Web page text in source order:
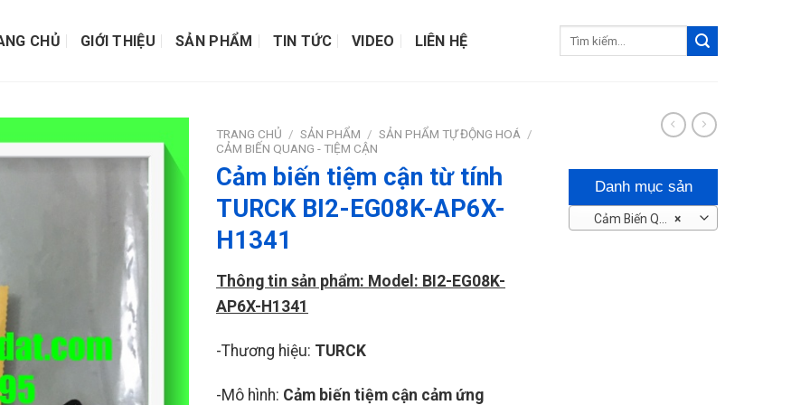
CHỦ GIỚI THIỆU SẢN PHẨM TIN TỨC VIDEO LIÊN HỆ
TRANG CHỦ / SẢN PHẨM / SẢN PHẨM TỰ ĐỘNG HOÁ /
CẢM BIẾN QUANG - TIỆM CẬN
Cảm biến tiệm cận từ tính
TURCK BI2-EG08K-AP6X-
H1341
Thông tin sản phẩm: Model: BI2-EG08K-
AP6X-H1341
-Thương hiệu: TURCK
-Mô hình: Cảm biến tiệm cận cảm ứng
Danh mục sản
phẩm ×
Cảm Biến Quang – Tiệm Cận